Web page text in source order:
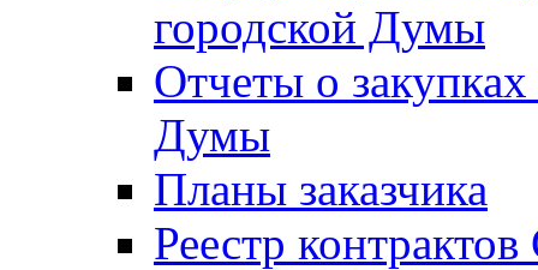
городской Думы
Отчеты о
Думы
Планы заказчика
Реестр